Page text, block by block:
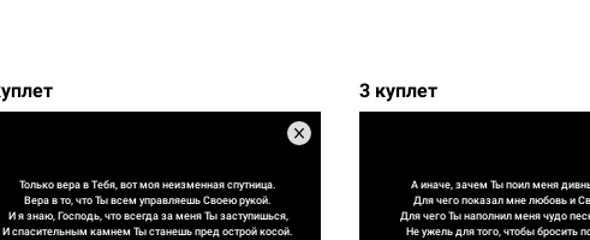
Только вера в Тебя, вот моя неизменная спутница.
Вера в то, что Ты всем управляешь Своею рукой.
И я знаю, Господь, что всегда за меня Ты заступишься,
И спасительным камнем Ты станешь пред острой косой.
3 куплет
А иначе, зачем Ты поил меня
Для чего показал мне любовь и
Для чего Ты наполнил меня чудо
Не ужель для того, чтобы бросить